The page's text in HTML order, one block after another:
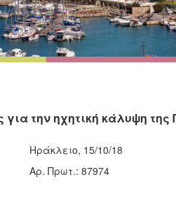
την ηχητική κάλυψη της
Ηράκλειο, 15/10/18
Aρ. Πρωτ.: 87974